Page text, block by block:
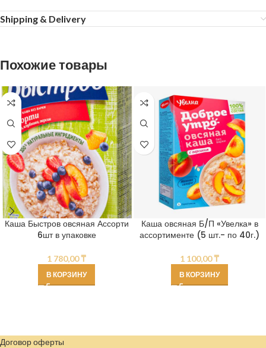
Shipping & Delivery
Похожие товары
Каша Быстров овсяная Ассорти
6шт в упаковке
1 780,00₸
В КОРЗИНУ
Каша овсяная Б/П «Увелка» в
ассортименте (5 шт.- по 40г.)
1 100,00₸
В КОРЗИНУ
Договор оферты